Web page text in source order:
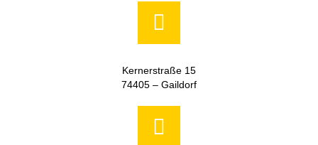
Kernerstraße 15
74405 – Gaildorf